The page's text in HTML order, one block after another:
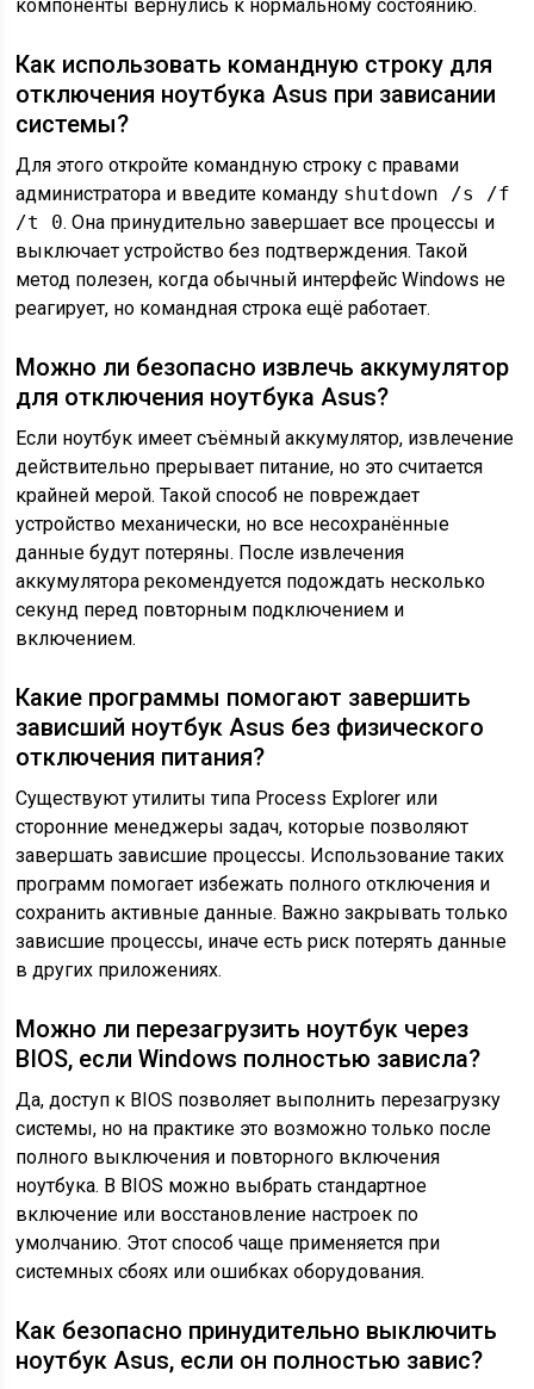
компоненты вернулись к нормальному состоянию.
Как использовать командную строку для
отключения ноутбука Asus при зависании
системы?
Для этого откройте командную строку с правами
администратора и введите команду shutdown /s /f
/t 0. Она принудительно завершает все процессы и
выключает устройство без подтверждения. Такой
метод полезен, когда обычный интерфейс Windows не
реагирует, но командная строка ещё работает.
Можно ли безопасно извлечь аккумулятор
для отключения ноутбука Asus?
Если ноутбук имеет съёмный аккумулятор, извлечение
действительно прерывает питание, но это считается
крайней мерой. Такой способ не повреждает
устройство механически, но все несохранённые
данные будут потеряны. После извлечения
аккумулятора рекомендуется подождать несколько
секунд перед повторным подключением и
включением.
Какие программы помогают завершить
зависший ноутбук Asus без физического
отключения питания?
Существуют утилиты типа Process Explorer или
сторонние менеджеры задач, которые позволяют
завершать зависшие процессы. Использование таких
программ помогает избежать полного отключения и
сохранить активные данные. Важно закрывать только
зависшие процессы, иначе есть риск потерять данные
в других приложениях.
Можно ли перезагрузить ноутбук через
BIOS, если Windows полностью зависла?
Да, доступ к BIOS позволяет выполнить перезагрузку
системы, но на практике это возможно только после
полного выключения и повторного включения
ноутбука. В BIOS можно выбрать стандартное
включение или восстановление настроек по
умолчанию. Этот способ чаще применяется при
системных сбоях или ошибках оборудования.
Как безопасно принудительно выключить
ноутбук Asus, если он полностью завис?